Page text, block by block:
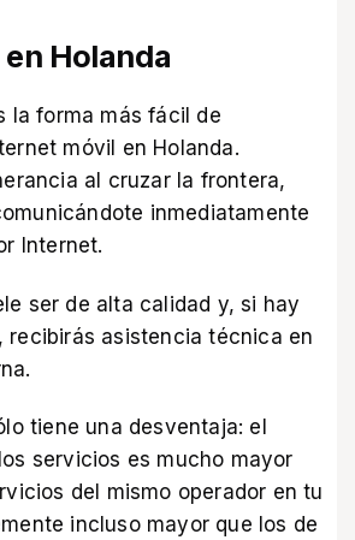
Holanda
la forma más fácil de
móvil en Holanda.
al cruzar la frontera,
inmediatamente
Internet.
ser de alta calidad y, si hay
recibirás asistencia técnica en
tiene una desventaja: el
servicios es mucho mayor
del mismo operador en tu
incluso mayor que los de